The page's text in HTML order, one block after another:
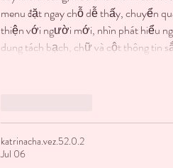
menu đặt ngay chỗ dễ thấy, chuyển
thiện với người mới, nhìn phát hiểu
dung tách bạch, chữ và cột thông tin
katrinacha.vez.52.0.2
Jul 06